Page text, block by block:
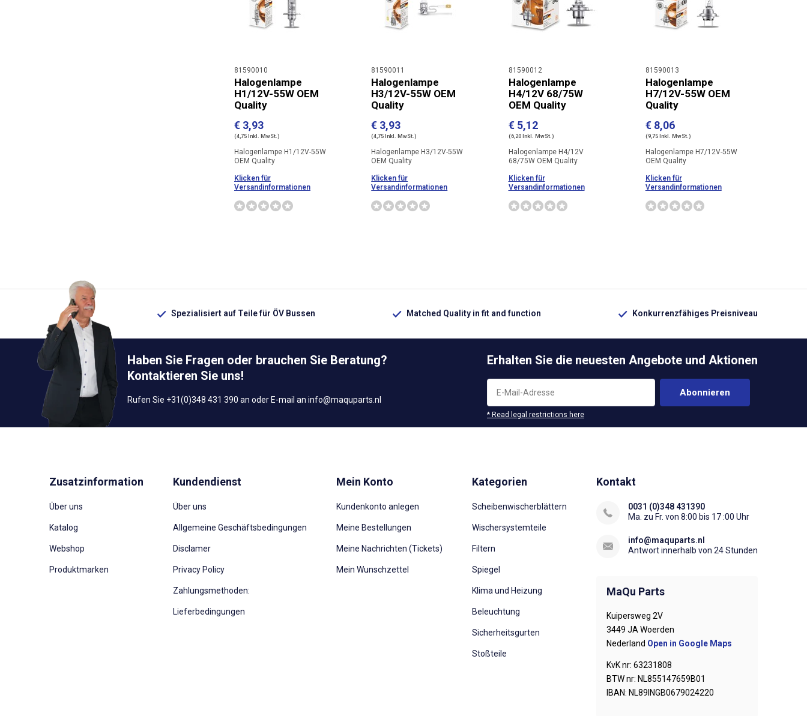
81590010
Halogenlampe
H1/12V-55W OEM
Quality
€ 3,93
(4,75 Inkl. MwSt.)
Halogenlampe H1/12V-55W
OEM Quality
Klicken für
Versandinformationen
81590011
Halogenlampe
H3/12V-55W OEM
Quality
€ 3,93
(4,75 Inkl. MwSt.)
Halogenlampe H3/12V-55W
OEM Quality
Klicken für
Versandinformationen
81590012
Halogenlampe
H4/12V 68/75W
OEM Quality
€ 5,12
(6,20 Inkl. MwSt.)
Halogenlampe H4/12V
68/75W OEM Quality
Klicken für
Versandinformationen
81590013
Halogenlampe
H7/12V-55W OEM
Quality
€ 8,06
(9,75 Inkl. MwSt.)
Halogenlampe H7/12V-55W
OEM Quality
Klicken für
Versandinformationen
Spezialisiert auf Teile für ÖV Bussen Matched Quality in fit and function Konkurrenzfähiges Preisniveau
Haben Sie Fragen oder brauchen Sie Beratung?
Kontaktieren Sie uns!
Rufen Sie +31(0)348 431 390 an oder E-mail an info@maquparts.nl
Erhalten Sie die neuesten Angebote und Aktionen
Abonnieren
* Read legal restrictions here
Zusatzinformation
Über uns
Katalog
Webshop
Produktmarken
Kundendienst
Über uns
Allgemeine Geschäftsbedingungen
Disclamer
Privacy Policy
Zahlungsmethoden:
Lieferbedingungen
Mein Konto
Kundenkonto anlegen
Meine Bestellungen
Meine Nachrichten (Tickets)
Mein Wunschzettel
Kategorien
Scheibenwischerblättern
Wischersystemteile
Filtern
Spiegel
Klima und Heizung
Beleuchtung
Sicherheitsgurten
Stoßteile
Kontakt
0031 (0)348 431390
Ma. zu Fr. von 8:00 bis 17 :00 Uhr
info@maquparts.nl
Antwort innerhalb von 24 Stunden
MaQu Parts
Kuipersweg 2V
3449 JA Woerden
Nederland Open in Google Maps
KvK nr: 63231808
BTW nr: NL855147659B01
IBAN: NL89INGB0679024220